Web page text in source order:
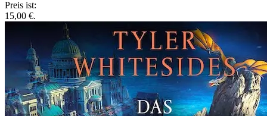
Preis ist:
15,00 €.